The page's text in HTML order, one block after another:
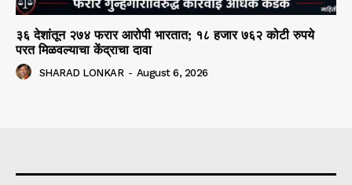
३६ देशांतून २७४ फरार आरोपी भारतात; १८ हजार ७६२ कोटी रुपये
परत मिळवल्याचा केंद्राचा दावा
SHARAD LONKAR - August 6, 2026